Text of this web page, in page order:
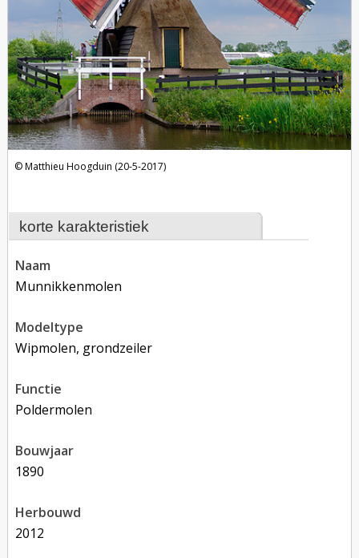
korte karakteristiek
naam
Munnikkenmolen
modeltype
Wipmolen, grondzeiler
functie
poldermolen
bouwjaar
1890
herbouwd
2012
Matthieu Hoogduin (20-5-2017)